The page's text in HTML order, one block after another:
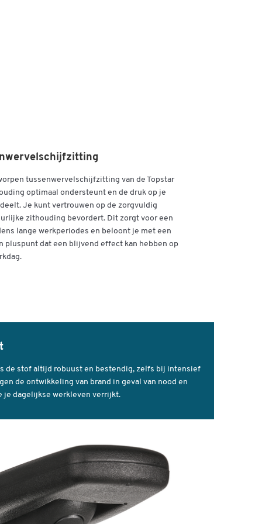
tussenwervelschijfzitting van de Topstar
optimaal ondersteunt en de druk op je
Je kunt vertrouwen op de zorgvuldig
zithouding bevordert. Dit zorgt voor een
lange werkperiodes en beloont je met een
pluspunt dat een blijvend effect kan hebben op
de stof altijd robuust en bestendig, zelfs bij intensief
de ontwikkeling van brand in geval van nood en
je dagelijkse werkleven verrijkt.